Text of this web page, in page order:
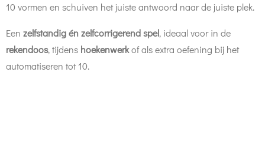
10 vormen en schuiven het juiste antwoord naar de juiste plek.
Een zelfstandig én zelfcorrigerend spel, ideaal voor in de
rekendoos, tijdens hoekenwerkof als extra oefening bij het
automatiseren tot 10.